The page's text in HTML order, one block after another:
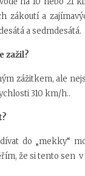
zákoutí a
a sedmdesátá.
zažil?
zážitkem, ale
310 km/h..
do „mekky“
že si tento sen